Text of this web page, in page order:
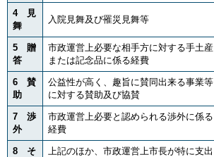
4 見
舞
入院見舞及び罹災見舞等
5 贈
答
市政運営上必要な相手方に対する手土産
または記念品に係る経費
6 賛
助
公益性が高く、趣旨に賛同出来る事業等
に対する賛助及び協賛
7 渉
外
市政運営上必要と認められる渉外に係る
経費
8 そ
上記のほか、市政運営上市長が特に支出